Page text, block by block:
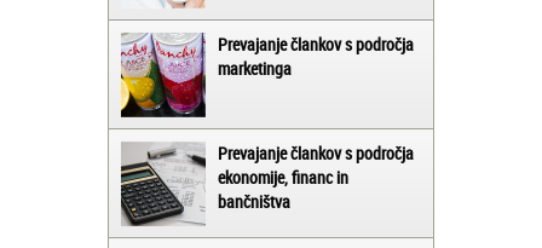
Prevajanje člankov s področja
marketinga
Prevajanje člankov s področja
ekonomije, financ in
bančništva